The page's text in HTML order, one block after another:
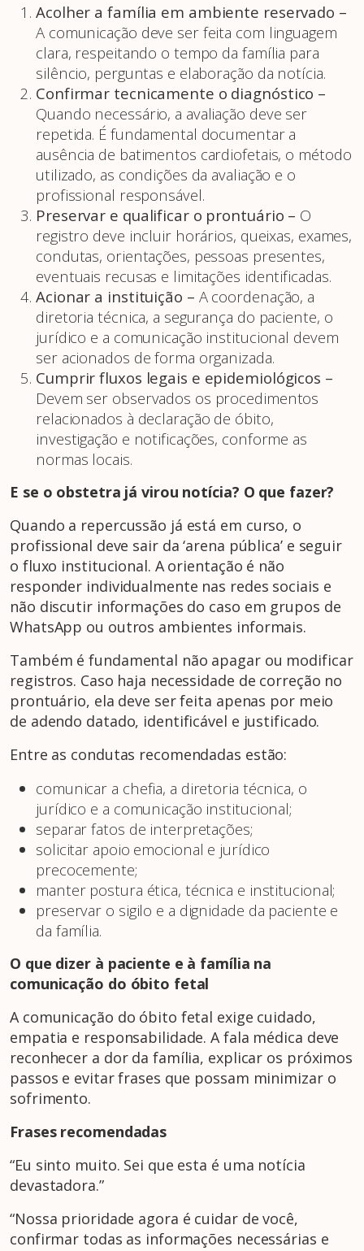
Acolher a família em ambiente reservado –
A comunicação deve ser feita com linguagem
clara, respeitando o tempo da família para
silêncio, perguntas e elaboração da notícia.
Confirmar tecnicamente o diagnóstico –
Quando necessário, a avaliação deve ser
repetida. É fundamental documentar a
ausência de batimentos cardiofetais, o método
utilizado, as condições da avaliação e o
profissional responsável.
Preservar e qualificar o prontuário – O
registro deve incluir horários, queixas, exames,
condutas, orientações, pessoas presentes,
eventuais recusas e limitações identificadas.
Acionar a instituição – A coordenação, a
diretoria técnica, a segurança do paciente, o
jurídico e a comunicação institucional devem
ser acionados de forma organizada.
Cumprir fluxos legais e epidemiológicos –
Devem ser observados os procedimentos
relacionados à declaração de óbito,
investigação e notificações, conforme as
normas locais.
E se o obstetra já virou notícia? O que fazer?
Quando a repercussão já está em curso, o
profissional deve sair da ‘arena pública’ e seguir
o fluxo institucional. A orientação é não
responder individualmente nas redes sociais e
não discutir informações do caso em grupos de
WhatsApp ou outros ambientes informais.
Também é fundamental não apagar ou modificar
registros. Caso haja necessidade de correção no
prontuário, ela deve ser feita apenas por meio
de adendo datado, identificável e justificado.
Entre as condutas recomendadas estão:
comunicar a chefia, a diretoria técnica, o
jurídico e a comunicação institucional;
separar fatos de interpretações;
solicitar apoio emocional e jurídico
precocemente;
manter postura ética, técnica e institucional;
preservar o sigilo e a dignidade da paciente e
da família.
O que dizer à paciente e à família na
comunicação do óbito fetal
A comunicação do óbito fetal exige cuidado,
empatia e responsabilidade. A fala médica deve
reconhecer a dor da família, explicar os próximos
passos e evitar frases que possam minimizar o
sofrimento.
Frases recomendadas
“Eu sinto muito. Sei que esta é uma notícia
devastadora.”
“Nossa prioridade agora é cuidar de você,
confirmar todas as informações necessárias e